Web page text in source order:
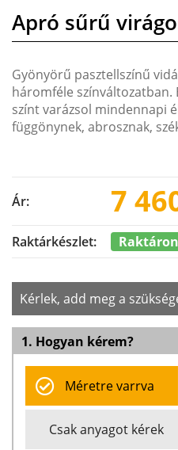
Apró sűrű
Gyönyörű pasztellszínű
háromféle
színt varázsol mindennapi
függönynek, abrosznak,
Ár: 7
Raktárkészlet: Raktáron
Kérlek, add meg a
1. Hogyan kérem?
Méretre varrva
Csak anyagot kérek